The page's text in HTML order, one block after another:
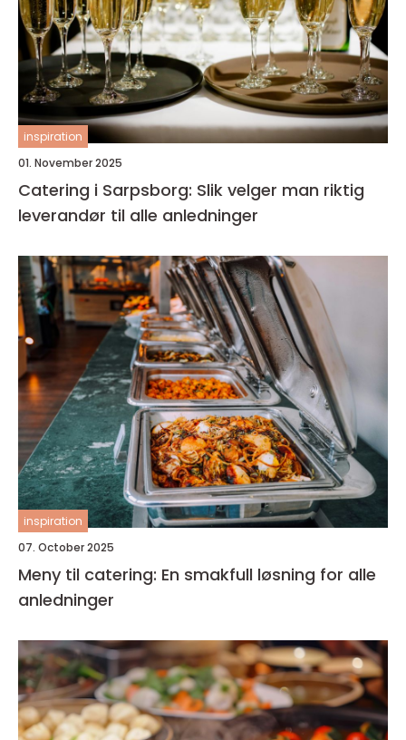
inspiration
01. November 2025
Catering i Sarpsborg: Slik velger man riktig
leverandør til alle anledninger
inspiration
07. October 2025
Meny til catering: En smakfull løsning for alle
anledninger